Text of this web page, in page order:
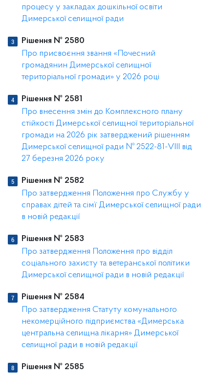
процесу у закладах дошкільної освіти
Димерської селищної ради
Рішення № 2580
Про присвоєння звання «Почесний
громадянин Димерської селищної
територіальної громади» у 2026 році
Рішення № 2581
Про внесення змін до Комплексного плану
стійкості Димерської селищної територіальної
громади на 2026 рік затверджений рішенням
Димерської селищної ради № 2522-81-VIII від
27 березня 2026 року
Рішення № 2582
Про затвердження Положення про Службу у
справах дітей та сім’ї Димерської селищної ради
в новій редакції
Рішення № 2583
Про затвердження Положення про відділ
соціального захисту та ветеранської політики
Димерської селищної ради в новій редакції
Рішення № 2584
Про затвердження Статуту комунального
некомерційного підприємства «Димерська
центральна селищна лікарня» Димерської
селищної ради в новій редакції
Рішення № 2585